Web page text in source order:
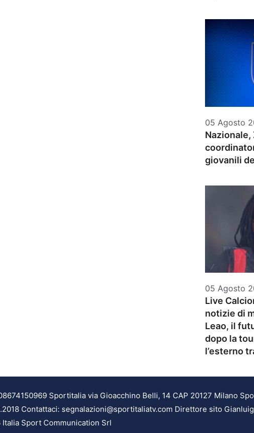
05 Agosto
Nazionale,
giovanili
05 Agosto
Live
notizie di
Leao, il
dopo la
l’esterno
Sportitalia via Gioacchino Belli, 14 CAP 20127 Milano
Contattaci: segnalazioni@sportitaliatv.com Direttore sito
Italia Sport Communication Srl